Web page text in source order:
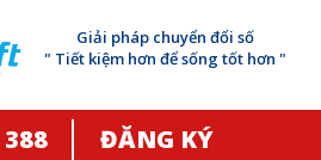
Giải pháp chuyển đổi số
" Tiết kiệm hơn để sống tốt hơn "
ĐĂNG KÝ